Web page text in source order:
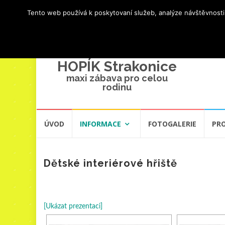
HOPÍK Strakonice
maxi zábava pro celou
rodinu
ÚVOD INFORMACE FOTOGALERIE
Dětské interiérové hřiště
[Ukázat prezentaci]
Tento web používá k poskytovaní služeb, analýze